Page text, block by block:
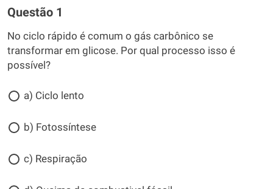
Questão 1
No ciclo rápido é comum o gás carbônico se
transformar em glicose. Por qual processo isso é
possível?
a) Ciclo lento
b) Fotossíntese
c) Respiração